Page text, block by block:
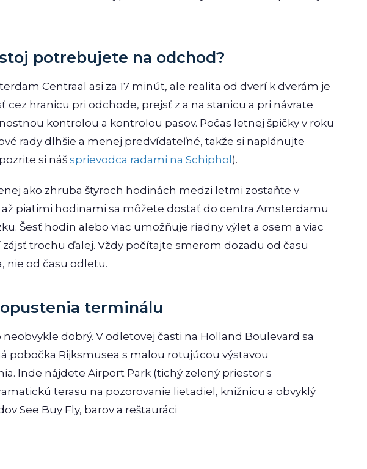
potrebujete na odchod?
Centraal asi za 17 minút, ale realita od dverí k dverám je
cez hranicu pri odchode, prejsť z a na stanicu a pri návrate
kontrolou a kontrolou pasov. Počas letnej špičky v roku
rady dlhšie a menej predvídateľné, takže si naplánujte
si nášsprievodca radami na Schiphol ).
ako zhruba štyroch hodinách medzi letmi zostaňte v
až piatimi hodinami sa môžete dostať do centra Amsterdamu
Šesť hodín alebo viac umožňuje riadny výlet a osem a viac
trochu ďalej. Vždy počítajte smerom dozadu od času
nie od času odletu.
terminálu
dobrý. V odletovej časti na Holland Boulevard sa
pobočka Rijksmusea s malou rotujúcou výstavou
Inde nájdete Airport Park (tichý zelený priestor s
terasu na pozorovanie lietadiel, knižnicu a obvyklý
See Buy Fly, barov a reštauráci